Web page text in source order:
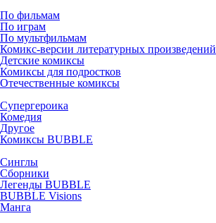
По фильмам
По играм
По мультфильмам
Комикс-версии литературных произведений
Детские комиксы
Комиксы для подростков
Отечественные комиксы
Супергероика
Комедия
Другое
Комиксы BUBBLE
Синглы
Сборники
Легенды BUBBLE
BUBBLE Visions
Манга